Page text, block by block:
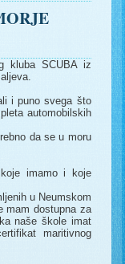
kluba SCUBA iz
i puno svega što
automobilskih
da se u moru
imamo i koje
u Neumskom
mam dostupna za
naše škole imat
maritivnog